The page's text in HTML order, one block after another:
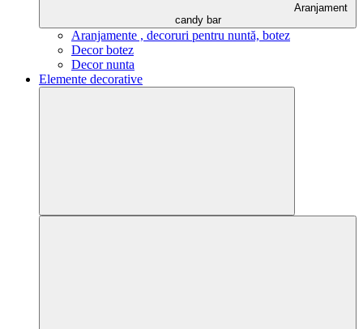
Aranjament
candy bar
Aranjamente , decoruri pentru nuntă, botez
Decor botez
Decor nunta
Elemente decorative